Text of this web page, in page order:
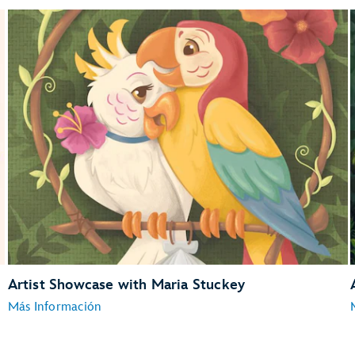
Location:The Art of Disney
Dates:
August 28 and August 29, 2026
August 30, 2026
Artist Showcase with Maria Stuckey
Más Información